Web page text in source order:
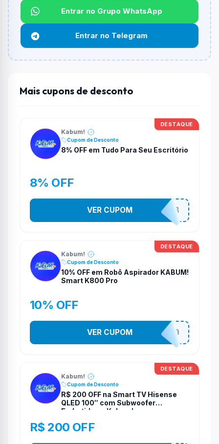
Qual é o desconto máximo?
Não informado ou sem limite.
Funciona em qualquer produto?
Não necessariamente. Depende de itens participantes
e alguns vendedores ou produtos especificos podem
Entrar no Grupo WhatsApp
Entrar no Telegram
Mais cupons de desconto
DESTAQUE
Kabum!
Cupom de Desconto
8% OFF em Tudo Para Seu Escritório
8% OFF
ESTADAOOFFICE8
VER CUPOM
DESTAQUE
Kabum!
Cupom de Desconto
10% OFF em Robô Aspirador KABUM!
Smart K800 Pro
10% OFF
VEMDEROBO
VER CUPOM
DESTAQUE
Kabum!
Cupom de Desconto
R$ 200 OFF na Smart TV Hisense
QLED 100″ com Subwoofer
Embutido na Kabum!
R$ 200 OFF